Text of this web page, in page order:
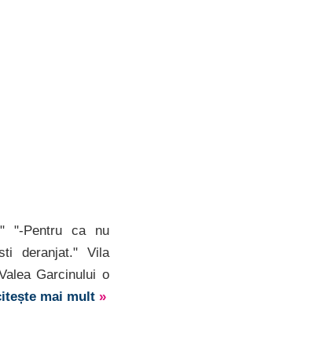
"-Pentru ca nu
deranjat." Vila
Garcinului o
mai mult »